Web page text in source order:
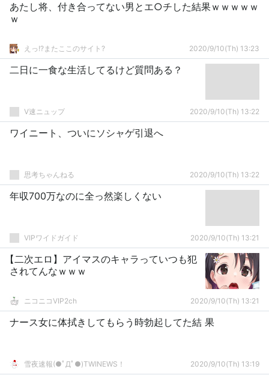
あたし将、付き合ってない男とエ○チした結果ｗｗｗｗｗ
ｗ
えっ!?またここのサイト? 2020/9/10(Th) 13:23
二日に一食な生活してるけど質問ある？
V速ニュップ 2020/9/10(Th) 13:22
ワイニート、ついにソシャゲ引退へ
思考ちゃんねる 2020/9/10(Th) 13:22
年収700万なのに全っ然楽しくない
VIPワイドガイド 2020/9/10(Th) 13:21
【二次エロ】アイマスのキャラっていつも犯
されてんなｗｗｗ
ニコニコVIP2ch 2020/9/10(Th) 13:21
ナース女に体拭きしてもらう時勃起してた結 果
雪夜速報(●ﾟДﾟ●)TWINEWS！ 2020/9/10(Th) 13:19